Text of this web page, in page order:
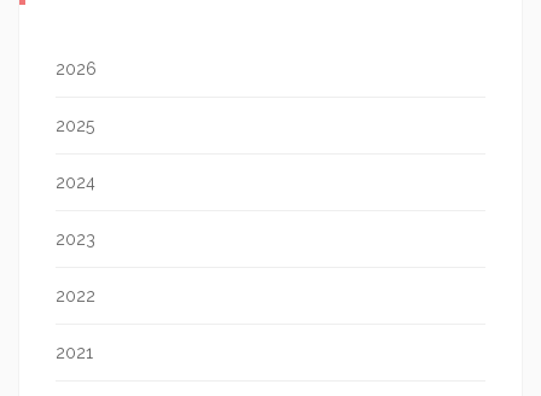
2026
2025
2024
2023
2022
2021